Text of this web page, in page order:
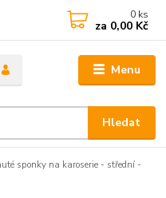
Menu
Hledat
0 ks
za 0,00 Kč
sponky na karoserie - střední -